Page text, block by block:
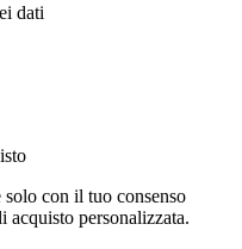
dati
con il tuo consenso
personalizzata.